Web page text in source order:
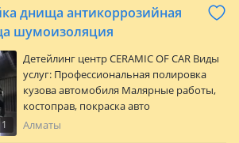
программное решение проблем с не
работающими лямбда зондами. •
днища антикоррозийная
шумоизоляция
Детейлинг центр CERAMIC OF CAR Виды
услуг: Профессиональная полировка
кузова автомобиля Малярные работы,
костоправ, покраска авто
Нанокерамика 7Н, 9Н, 12Н
Алматы